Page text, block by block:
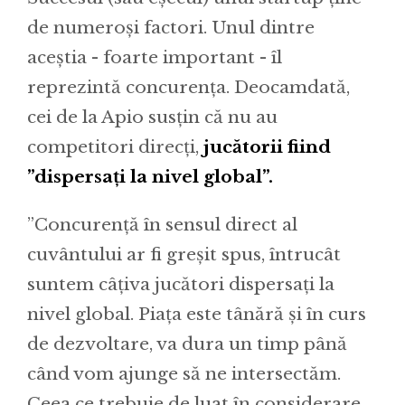
de numeroși factori. Unul dintre
aceștia - foarte important - îl
reprezintă concurența. Deocamdată,
cei de la Apio susțin că nu au
competitori direcți, jucătorii fiind
”dispersați la nivel global”.
”Concurență în sensul direct al
cuvântului ar fi greșit spus, întrucât
suntem câțiva jucători dispersați la
nivel global. Piața este tânără și în curs
de dezvoltare, va dura un timp până
când vom ajunge să ne intersectăm.